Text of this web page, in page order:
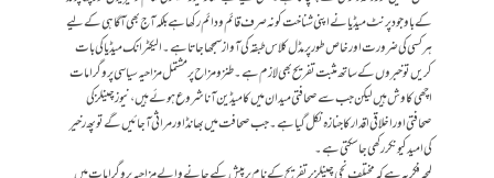
کے باوجود پرنٹ میڈیا نے اپنی شناخت کو نہ صرف قائم ودائم رکھا ہے بلکہ آج بھی آگاہی کے لیے
ہر کسی کی ضرورت اور خاص طور پر مڈل کلاس طبقہ کی آواز سمجھا جاتا ہے۔ الیکٹرانک میڈیا کی بات
کریں تو خبروں کے ساتھ مثبت تفریح بھی لازم ہے۔طنز و مزاح پر مشتمل مزاحیہ سیاسی پروگرامات
اچھی کاوش ہیں لیکن جب سے صحافتی میدان میں کامیڈین آنا شروع ہوئے ہیں، نیوزچینلز کی
صحافتی اور اخلاقی اقدار کا جنازہ نکل گیا ہے۔ جب صحافت میں بھانڈ اور مراثی آجائیں گے تو پھ رخیر
کی امید کیونکر رکھی جاسکتی ہے۔